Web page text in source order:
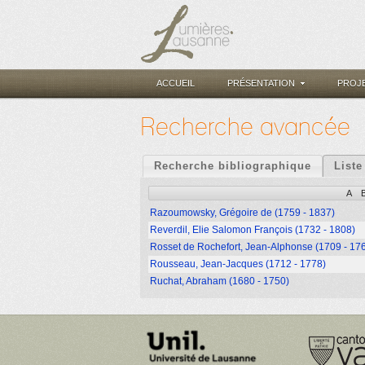
ACCUEIL PRÉSENTATION
Recherche avancée
Recherche bibliographique
A
Razoumowsky, Grégoire de (1759 - 1837)
Reverdil, Elie Salomon François (1732 - 1808)
Rosset de Rochefort, Jean-Alphonse (1709 -
Rousseau, Jean-Jacques (1712 - 1778)
Ruchat, Abraham (1680 - 1750)